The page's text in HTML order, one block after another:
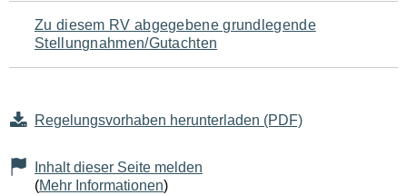
Seiteninhalt
Zu diesem RV abgegebene grundlegende
Stellungnahmen/Gutachten
Regelungsvorhaben herunterladen (PDF)
Inhalt dieser Seite melden
(Mehr Informationen)